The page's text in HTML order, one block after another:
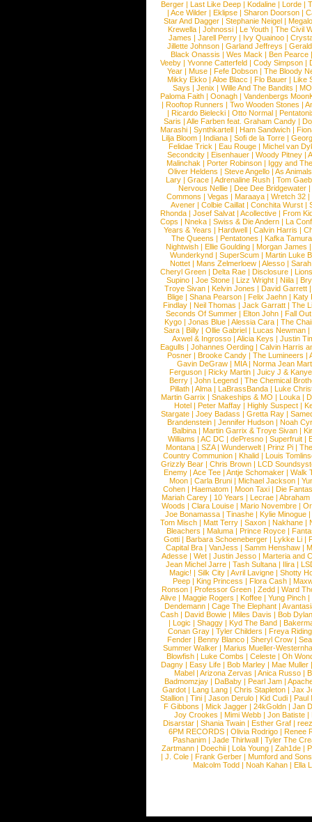
Berger |Last Like Deep |Kodaline |Lorde |
|Ace Wilder |Eklipse |Sharon Doorson |
Star And Dagger | Stephanie Neigel |
Krewella | Johnossi | Le Youth | The Civil
James | Jarell Perry | Ivy Quainoo |
Jillette Johnson | Garland Jeffreys |
Black Onassis | Wes Mack | Ben Pearce
Veeby | Yvonne Catterfeld | Cody Simpson |
Year |Muse |Fefe Dobson |The Bloody
Mikky Ekko | Aloe Blacc | Flo Bauer | Like
Says | Jenix | Wille And The Bandits | MO
Paloma Faith |Oonagh |Vandenbergs
|Rooftop Runners |Two Wooden Stones |
| Ricardo Bielecki | Otto Normal |
Saris | Alle Farben feat. Graham Candy |
Marashi | Synthkartell | Ham Sandwich |
Lilja Bloom | Indiana | Sofi de la Torre |
Felidae Trick | Eau Rouge | Michel van
Secondcity |Eisenhauer |Woody Pitney |
Malinchak |Porter Robinson | Iggy and
Oliver Heldens |Steve Angello |As Animals
Lary | Grace | Adrenaline Rush | Tom
Nervous Nellie | Dee Dee Bridgewater |
Commons |Vegas |Maraaya |Wretch 32 |
Avener | Colbie Caillat | Conchita Wurst |
Rhonda | Josef Salvat | Acollective | From
Cops | Nneka | Swiss & Die Andern | La
Years & Years |Hardwell |Calvin Harris |
The Queens | Pentatones | Kafka Tamura
Nightwish |Ellie Goulding |Morgan James
Wunderkynd | SuperScum | Martin Luke
Nottet |Mans Zelmerloew |Alesso |
Cheryl Green |Delta Rae |Disclosure |
Supino |Joe Stone |Lizz Wright |Niila |
Troye Sivan | Kelvin Jones | David Garrett
Blige | Shana Pearson | Felix Jaehn | Katy
Findlay |Neil Thomas |Jack Garratt |The
Seconds Of Summer |Elton John |Fall
Kygo |Jonas Blue |Alessia Cara |The
Sara |Billy |Ollie Gabriel |Lucas Newman |
Axwel & Ingrosso | Alicia Keys | Justin
Eagulls |Johannes Oerding |Calvin Harris
Posner |Brooke Candy |The Lumineers |
Gavin DeGraw | MIA| Norma Jean
Ferguson | Ricky Martin | Juicy J &
Berry | John Legend | The Chemical
Pillath |Alma |LaBrassBanda |Luke
Martin Garrix | Snakeships & MO | Louka |
Hotel | Peter Maffay | Highly Suspect |
Stargate |Joey Badass |Gretta Ray |
Brandenstein |Jennifer Hudson |Noah
Balbina | Martin Garrix & Troye Sivan |
Williams |AC DC |dePresno |Superfruit |
Montana |SZA|Wunderwelt |Prinz Pi |
Country Communion | Khalid | Louis
Grizzly Bear | Chris Brown | LCD
Enemy | Ace Tee | Antje Schomaker | Walk
Moon |Carla Bruni |Michael Jackson |
Cohen |Haematom |Moon Taxi |Die
Mariah Carey | 10 Years | Lecrae | Abraham
Woods |Clara Louise |Mario Novembre |
Joe Bonamassa | Tinashe | Kylie Minogue |
Tom Misch |Matt Terry |Saxon |Nakhane |
Bleachers | Maluma | Prince Royce |
Gotti |Barbara Schoeneberger |Lykke Li |
Capital Bra |VanJess |Samm Henshaw |
Adesse |Wet |Justin Jesso |Marteria and
Jean Michel Jarre |Tash Sultana | Ilira |
Magic! | Silk City | Avril Lavigne | Shotty
Peep |King Princess |Flora Cash |
Ronson |Professor Green |Zedd |Ward
Alive |Maggie Rogers |Koffee |Yung Pinch |
Dendemann |Cage The Elephant |
Cash | David Bowie | Miles Davis | Bob Dylan
|Logic |Shaggy |Kyd The Band |
Conan Gray |Tyler Childers |Freya
Fender |Benny Blanco |Sheryl Crow |
Summer Walker |Marius Mueller-
Blowfish | Luke Combs | Celeste | Oh
Dagny |Easy Life |Bob Marley |Mae Muller
Mabel |Arizona Zervas |Anica Russo |
Badmomzjay |DaBaby |Pearl Jam |
Gardot | Lang Lang | Chris Stapleton | Jax
Stallion |Tini |Jason Derulo |Kid Cudi |Paul
F Gibbons | Mick Jagger | 24kGoldn | Jan
Joy Crookes | Mimi Webb | Jon Batiste |
Disarstar | Shania Twain | Esther Graf |
6PM RECORDS | Olivia Rodrigo | Renee
Pashanim |Jade Thirlwall |Tyler The
Zartmann | Doechii | Lola Young | Zah1de |
| J. Cole | Frank Gerber | Mumford and Sons
Malcolm Todd | Noah Kahan | Ella